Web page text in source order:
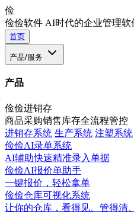
俭
俭俭软件 AI时代的企业管理软
首页
产品/服务
产品
俭俭进销存
商品采购销售库存全流程管控
进销存系统 生产系统 注塑系统
俭俭AI录单系统
AI辅助快速精准录入单据
俭俭AI报价单助手
一键报价，轻松拿单
俭俭仓库可视化系统
让你的仓库，看得见、管得清